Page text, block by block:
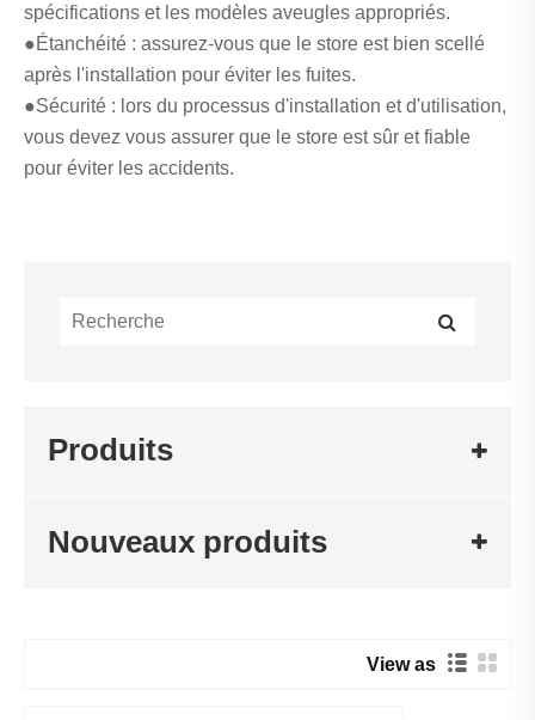
spécifications et les modèles aveugles appropriés.
●Étanchéité : assurez-vous que le store est bien scellé
après l'installation pour éviter les fuites.
●Sécurité : lors du processus d'installation et d'utilisation,
vous devez vous assurer que le store est sûr et fiable
pour éviter les accidents.
Produits
Nouveaux produits
View as